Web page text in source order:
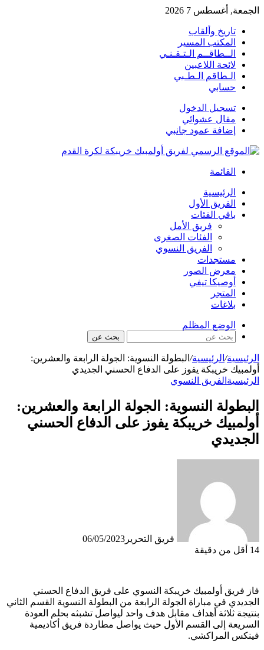
الجمعة, أغسطس 7 2026
تاريخ وألقاب
المكتب المسير
الــطاقــم الـتـقـنـي
لائحة اللاعبين
الـطاقم الـطـبي
حسابي
تسجيل الدخول
مقال عشوائي
إضافة عمود جانبي
القائمة
الرئيسية
الفريق الأول
باقي الفئات
فريق الأمل
الفئات الصغرى
الفريق النسوي
مستجدات
معرض الصور
أوصيكا تيفي
المتجر
بلاغات
الوضع المظلم
بحث عن
الرئيسية/ الرئيسية/ البطولة النسوية: الجولة الرابعة والعشرين:
أولمبيك خريبكة يفوز على الدفاع الحسني الجديدي
الرئيسية الفريق النسوي
البطولة النسوية: الجولة الرابعة والعشرين:
أولمبيك خريبكة يفوز على الدفاع الحسني
الجديدي
فريق التحرير 06/05/2023
14 أقل من دقيقة
فاز فريق أولمبيك خريبكة النسوي على فريق الدفاع الحسني
الجديدي في مباراة الجولة الرابعة من البطولة النسوية القسم الثاني
بنتيجة ثلاثة أهداف مقابل هدف واحد ليواصل تشبثه بحلم العودة
السريعة إلى القسم الأول حيث يواصل مطاردة فريق أكاديمية
فينكس المراكشي.